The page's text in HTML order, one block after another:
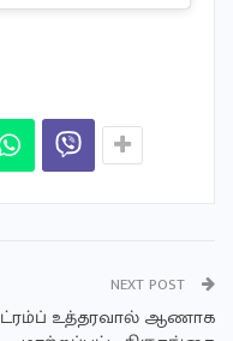
NEXT POST
ட்ரம்ப் உத்தரவால் ஆணாக